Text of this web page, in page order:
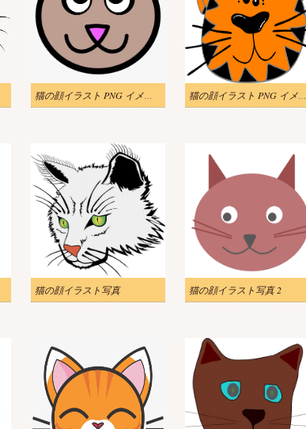
猫の顔イラスト PNG イメージ 猫の顔イラスト PNG イメージ 2
猫の顔イラスト写真 猫の顔イラスト写真 2